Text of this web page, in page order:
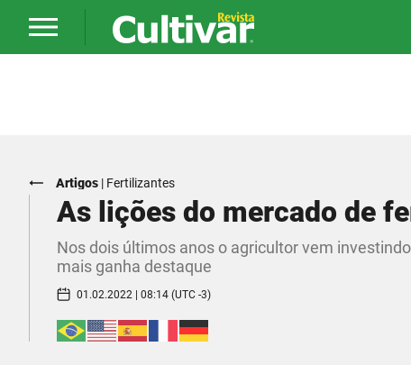
Artigos | Fertilizantes
As lições do mercado de
Nos dois últimos anos o agricultor vem
mais ganha destaque
01.02.2022 | 08:14 (UTC -3)